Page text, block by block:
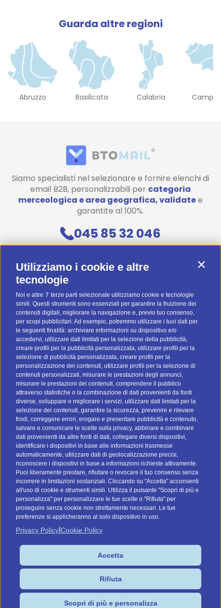
Utilizziamo i cookie e altre
tecnologie
Noi e altre 7 terze parti selezionate utilizziamo cookie e tecnologie
simili. Questi strumenti sono essenziali per garantire la fruizione dei
contenuti digitali, migliorare la navigazione e, previo tuo consenso,
per scopi pubblicitari. Ad esempio, potremmo utilizzare i tuoi dati per
le seguenti finalità: archiviare informazioni su dispositivo e/o
accedervi, utilizzare dati limitati per la selezione della pubblicità,
creare profili per la pubblicità personalizzata, utilizzare profili per la
selezione di pubblicità personalizzata, creare profili per la
personalizzazione dei contenuti, utilizzare profili per la selezione di
contenuti personalizzati, misurare le prestazioni degli annunci,
misurare le prestazioni dei contenuti, comprendere il pubblico
attraverso statistiche o la combinazione di dati provenienti da fonti
diverse, sviluppare e migliorare i servizi, utilizzare dati limitati per la
selezione dei contenuti, garantire la sicurezza, prevenire e rilevare
frodi, correggere errori, erogare e presentare pubblicità e contenuto,
salvare e comunicare le scelte sulla privacy, abbinare e combinare
dati provenienti da altre fonti di dati, collegare diversi dispositivi,
identificare i dispositivi in base alle informazioni trasmesse
automaticamente, utilizzare dati di geolocalizzazione precisi,
riconoscere i dispositivi in base a informazioni richieste attivamente.
Puoi liberamente prestare, rifiutare o revocare il tuo consenso senza
incorrere in limitazioni sostanziali. Cliccando su "Accetta" acconsenti
all'uso di cookie e strumenti simili. Utilizza il pulsante "Scopri di più e
personalizza" per personalizzare le tue scelte o "Rifiuta" per
proseguire senza cookie non strettamente necessari. Le tue
preferenze si applicheranno al solo dispositivo in uso.
Privacy Policy Cookie Policy
Accetta
Rifiuta
Scopri di più e personalizza
Guarda altre regioni
Abruzzo Basilicata Calabria
Siamo specialisti nel selezionare e fornire elenchi di
email B2B, personalizzabili per categoria
merceologica e area geografica, validatee
garantite al 100%.
045 85 32 046
Diventa uno di noi! (Posizioni aperte)
Preventivo Personalizzato
BTOMAIL Pro
Metodi Di Pagamento
I nostri social
Vai a btomail.es (Spagna)
Command Digital Srl
Sede Italiana: Via G. Pascoli, 12 - 37053 - Cerea (VR)
Sede de España: C/ Lagasca, 95 - 28006 - Madrid
P.IVA/C.F. IT04575910239
Cookies
Privacy Policy
Preferenze Cookie
Condizioni di vendita